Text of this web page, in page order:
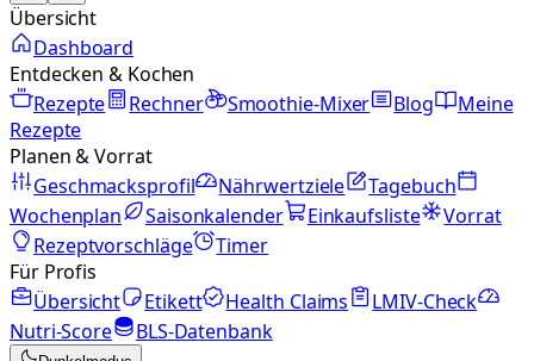
Übersicht
Dashboard
Entdecken & Kochen
Rezepte
Rechner Smoothie-Mixer Blog
Meine
Rezepte
Planen & Vorrat
Geschmacksprofil
Nährwertziele
Tagebuch
Wochenplan
Saisonkalender Einkaufsliste
Vorrat
Rezeptvorschläge
Timer
Für Profis
Übersicht
Etikett Health Claims
LMIV-Check
Nutri-Score
BLS-Datenbank